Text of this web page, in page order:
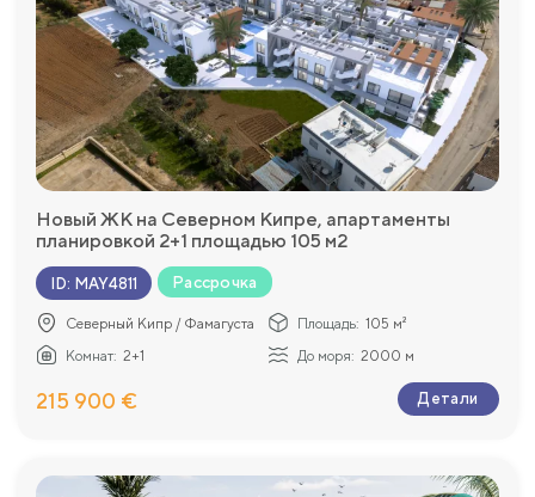
Новый ЖК на Северном Кипре, апартаменты
планировкой 2+1 площадью 105 м2
ID: MAY4811 Рассрочка
Северный Кипр / Фамагуста Площадь: 105 м²
Комнат: 2+1 До моря: 2000 м
215 900 € Детали